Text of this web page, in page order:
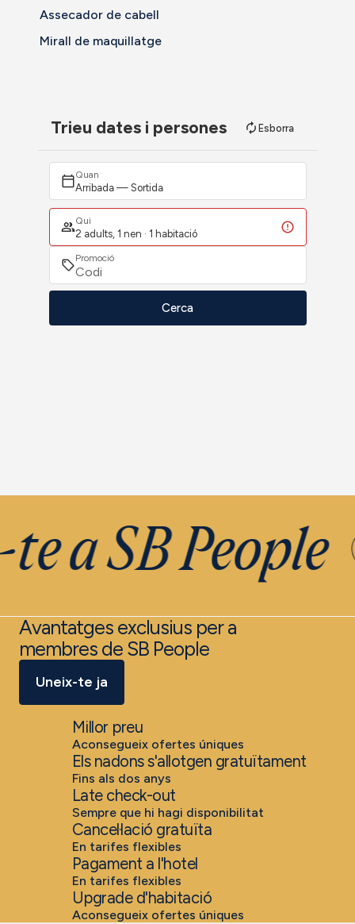
Assecador de cabell
Mirall de maquillatge
Trieu dates i persones Esborra
Quan
Arribada — Sortida
Qui
2 adults, 1 nen · 1 habitació
Promoció
Cerca
a SB People
Avantatges exclusius per a
membres de SB People
Uneix-te ja
Millor preu
Aconsegueix ofertes úniques
Els nadons s'allotgen gratuïtament
Fins als dos anys
Late check-out
Sempre que hi hagi disponibilitat
Cancel·lació gratuïta
En tarifes flexibles
Pagament a l'hotel
En tarifes flexibles
Upgrade d'habitació
Aconsegueix ofertes úniques